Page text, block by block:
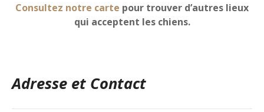
Consultez notre carte pour trouver d’autres lieux
qui acceptent les chiens.
Adresse et Contact